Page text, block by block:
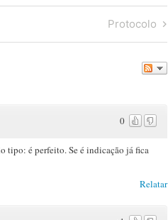
Next
Post
Protocolo
0
tipo: é perfeito. Se é indicação já fica
Relatar